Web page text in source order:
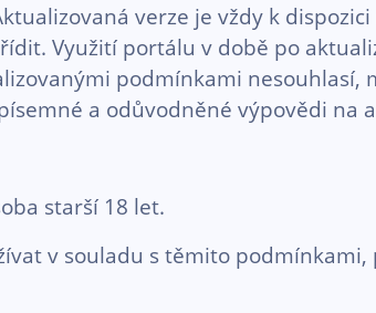
verze je vždy k
Využití portálu v době po
podmínkami
a odůvodněné výpovědi na
starší 18 let.
v souladu s těmito podmínkami,